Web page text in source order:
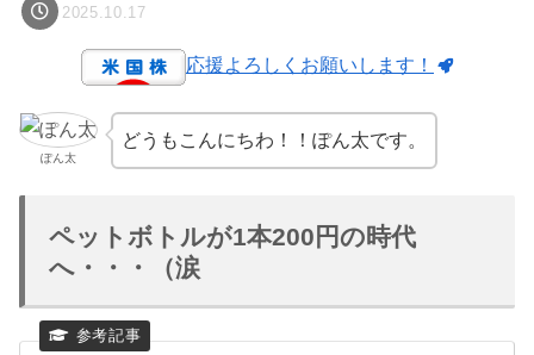
2025.10.17
応援よろしくお願いします！
ぽん太
どうもこんにちわ！！ぽん太です。
ペットボトルが1本200円の時代
へ・・・（涙